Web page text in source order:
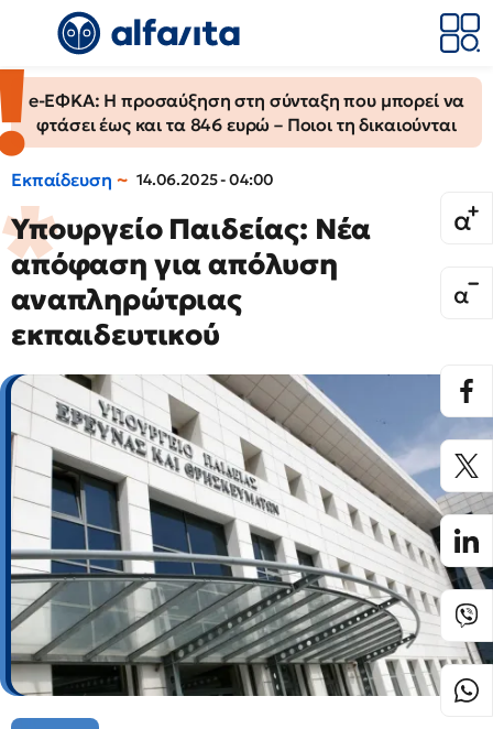
e-ΕΦΚΑ: Η προσαύξηση στη σύνταξη που μπορεί να
φτάσει έως και τα 846 ευρώ – Ποιοι τη δικαιούνται
Εκπαίδευση 14.06.2025 - 04:00
Υπουργείο Παιδείας: Νέα
απόφαση για απόλυση
αναπληρώτριας
εκπαιδευτικού